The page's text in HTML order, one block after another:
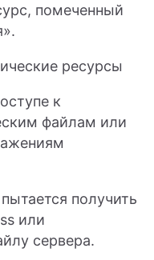
помеченный
ресурсы
к
файлам или
получить
или
сервера.